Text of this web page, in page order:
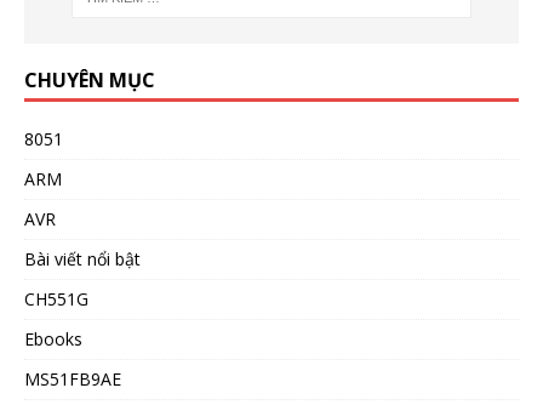
CHUYÊN MỤC
8051
ARM
AVR
Bài viết nổi bật
CH551G
Ebooks
MS51FB9AE